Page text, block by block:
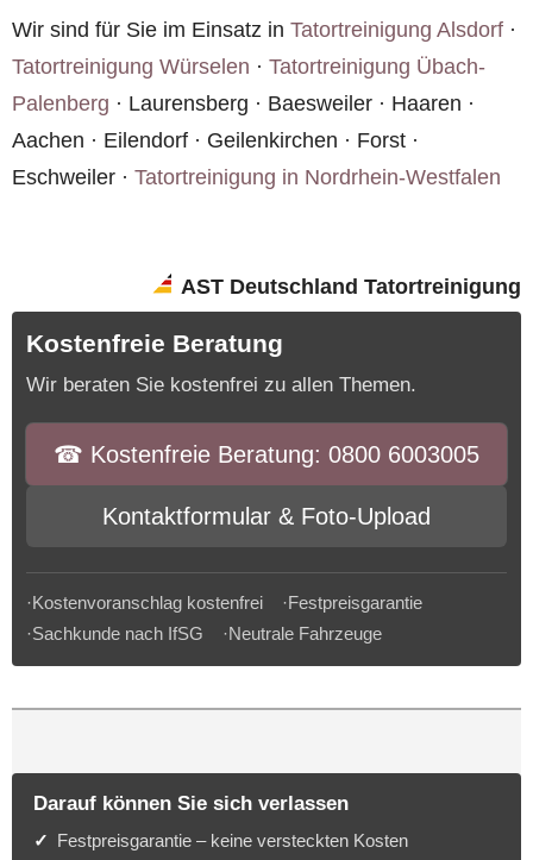
Wir sind für Sie im Einsatz in Tatortreinigung Alsdorf ·
Tatortreinigung Würselen · Tatortreinigung Übach-
Palenberg · Laurensberg · Baesweiler · Haaren ·
Aachen · Eilendorf · Geilenkirchen · Forst ·
Eschweiler · Tatortreinigung in Nordrhein-Westfalen
AST Deutschland Tatortreinigung
Kostenfreie Beratung
Wir beraten Sie kostenfrei zu allen Themen.
☎︎ Kostenfreie Beratung: 0800 6003005
Kontaktformular & Foto-Upload
·Kostenvoranschlag kostenfrei ·Festpreisgarantie
·Sachkunde nach IfSG ·Neutrale Fahrzeuge
Darauf können Sie sich verlassen
Festpreisgarantie – keine versteckten Kosten